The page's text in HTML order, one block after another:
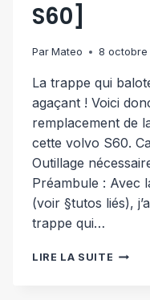
S60]
Par Mateo 8 octobre
La trappe qui
agaçant ! Voici
remplacement de
cette volvo S60.
Outillage
Préambule : Avec
(voir §tutos liés),
trappe qui…
LIRE LA SUITE